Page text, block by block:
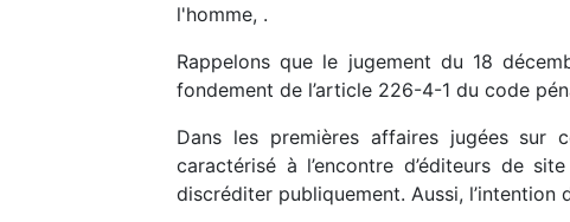
l'homme, .
Rappelons que le jugement du 18
fondement de l’article 226-4-1 du code
Dans les premières affaires jugées sur
caractérisé à l’encontre d’éditeurs de
discréditer publiquement. Aussi,